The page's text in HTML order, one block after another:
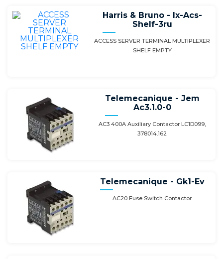
Harris & Bruno - Ix-Acs-
Shelf-3ru
ACCESS SERVER TERMINAL MULTIPLEXER
SHELF EMPTY
Telemecanique - Jem
Ac3.1.0-0
AC3 400A Auxiliary Contactor LC1D099,
378014.162
Telemecanique - Gk1-Ev
AC20 Fuse Switch Contactor